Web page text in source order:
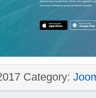
Category: